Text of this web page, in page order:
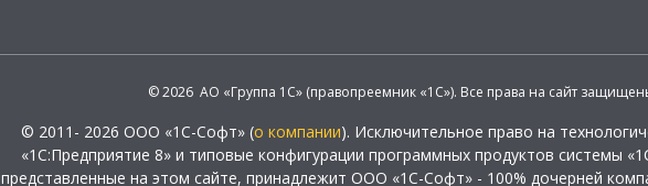
© 2026 АО «Группа 1С» (правопреемник «1С»). Все права на сайт
© 2011- 2026 ООО «1С-Софт» (о компании). Исключительное право на
«1С:Предприятие 8» и типовые конфигурации программных продуктов системы
представленные на этом сайте, принадлежит ООО «1С-Софт» - 100% дочерней